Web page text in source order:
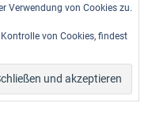
Verwendung von Cookies zu.
von Cookies, findest